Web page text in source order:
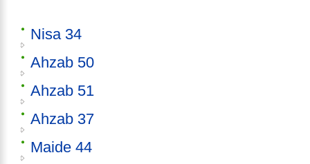
Nisa 34
Ahzab 50
Ahzab 51
Ahzab 37
Maide 44